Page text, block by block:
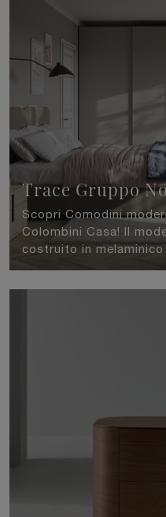
Trace Gruppo
Scopri Comodini
Colombini Casa! Il
costruito in